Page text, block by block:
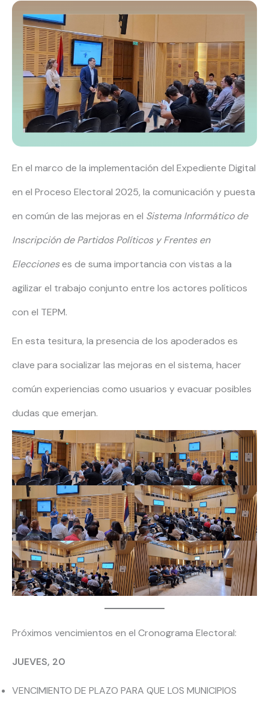
En el marco de la implementación del Expediente Digital
en el Proceso Electoral 2025, la comunicación y puesta
en común de las mejoras en el Sistema Informático de
Inscripción de Partidos Políticos y Frentes en
Eleccioneses de suma importancia con vistas a la
agilizar el trabajo conjunto entre los actores políticos
con el TEPM.
En esta tesitura, la presencia de los apoderados es
clave para socializar las mejoras en el sistema, hacer
común experiencias como usuarios y evacuar posibles
dudas que emerjan.
Próximos vencimientos en el Cronograma Electoral:
JUEVES, 20
VENCIMIENTO DE PLAZO PARA QUE LOS MUNICIPIOS